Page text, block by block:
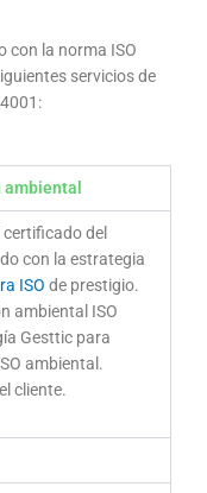
con la norma ISO
servicios de
del
con la estrategia
ISO de prestigio.
ambiental ISO
Gesttic para
ambiental.
cliente.